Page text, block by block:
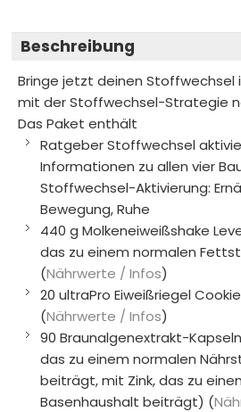
Beschreibung
Bringe jetzt deinen Stoffwechsel
mit der Stoffwechsel-Strategie
Das Paket enthält
Ratgeber Stoffwechsel
Informationen zu allen vier
Stoffwechsel-Aktivierung:
Bewegung, Ruhe
440 g Molkeneiweißshake
das zu einem normalen
(Nährwerte / Infos)
20 ultraPro Eiweißriegel
(Nährwerte / Infos)
90 Braunalgenextrakt-
das zu einem normalen
beiträgt, mit Zink, das zu
Basenhaushalt beiträgt) (